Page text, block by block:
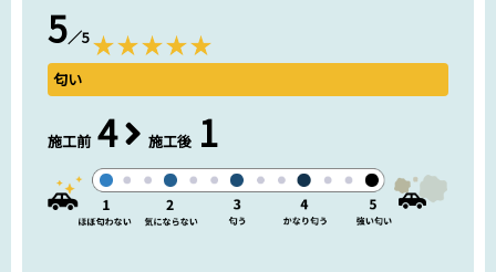
5／5
匂い
施工前 4 施工後 1